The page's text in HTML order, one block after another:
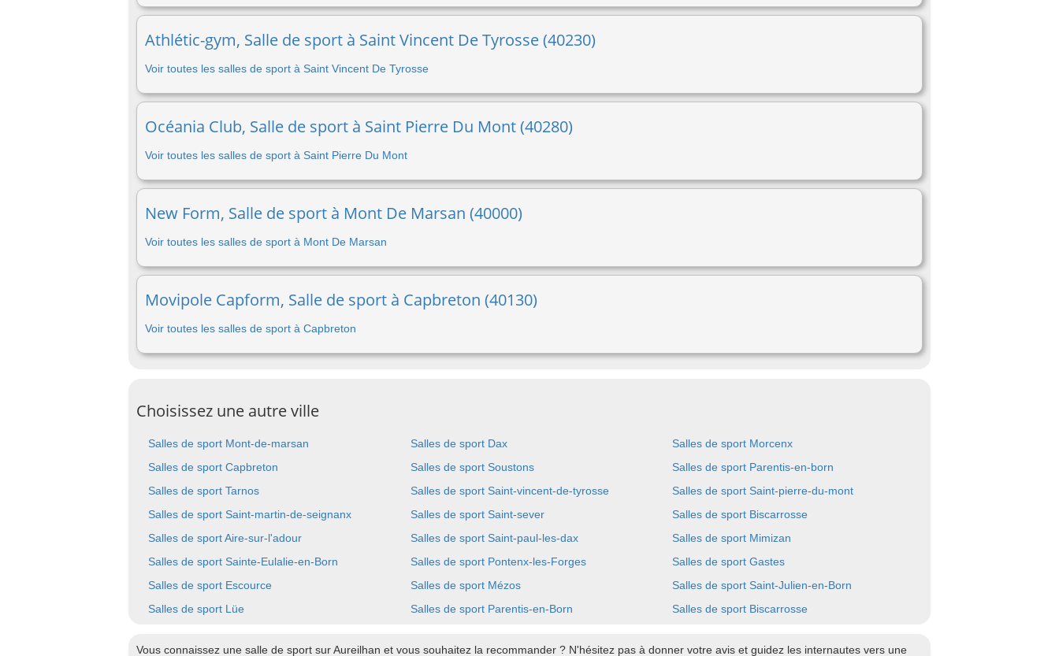
Athlétic-gym, Salle de sport à Saint Vincent De Tyrosse (40230)
Voir toutes les salles de sport à Saint Vincent De Tyrosse
Océania Club, Salle de sport à Saint Pierre Du Mont (40280)
Voir toutes les salles de sport à Saint Pierre Du Mont
New Form, Salle de sport à Mont De Marsan (40000)
Voir toutes les salles de sport à Mont De Marsan
Movipole Capform, Salle de sport à Capbreton (40130)
Voir toutes les salles de sport à Capbreton
Choisissez une autre ville
Salles de sport Mont-de-marsan Salles de sport Dax
Salles de sport Morcenx
Salles de sport Capbreton
Salles de sport Soustons
Salles de sport Parentis-en-born
Salles de sport Tarnos
Salles de sport Saint-vincent-de-tyrosse
Salles de sport Saint-pierre-du-mont
Salles de sport Saint-martin-de-seignanx
Salles de sport Saint-sever
Salles de sport Biscarrosse
Salles de sport Aire-sur-l'adour
Salles de sport Saint-paul-les-dax
Salles de sport Mimizan
Salles de sport Sainte-Eulalie-en-Born
Salles de sport Pontenx-les-Forges
Salles de sport Gastes
Salles de sport Escource
Salles de sport Mézos
Salles de sport Saint-Julien-en-Born
Salles de sport Lüe
Salles de sport Parentis-en-Born Salles de sport Biscarrosse
Vous connaissez une salle de sport sur Aureilhan et vous souhaitez la recommander ? N'hésitez pas à donner votre avis et guidez les internautes vers une